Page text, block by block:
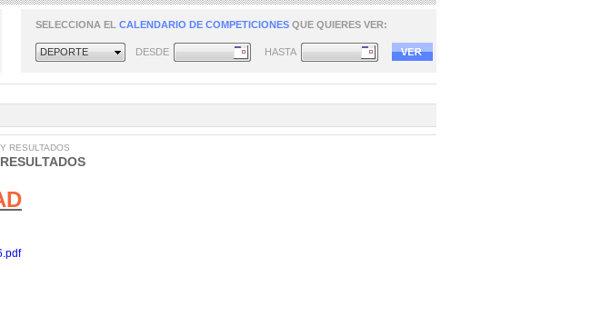
SELECCIONA EL CALENDARIO DE COMPETICIONES QUE QUIERES VER:
DEPORTE DESDE HASTA
RESULTADOS